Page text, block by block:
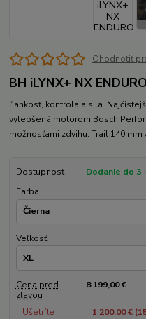
Ohodnotiť
BH iLYNX+ NX
Ľahkosť, kontrola a sila.
vylepšená motorom Bosch
možnosťami zdvihu: Trail 140 mm
Dostupnosť
Dodanie do 3
Farba
Veľkosť
Cena pred
zľavou
8 199,00 €
Ušetríte 1 200,00 € (